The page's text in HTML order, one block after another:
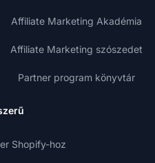
Affiliate Marketing Akadémia
Affiliate Marketing szószedet
Partner program könyvtár
Shopify-hoz